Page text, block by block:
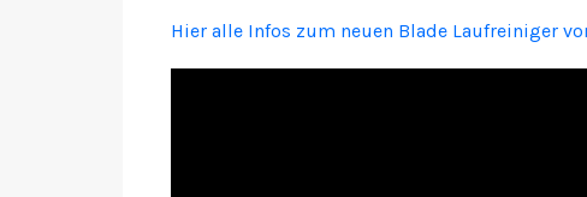
Hier alle Infos zum neuen Blade Laufreiniger